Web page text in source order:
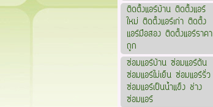
ติดตั้งแอร์บ้าน ติดตั้งแอร์
ใหม่ ติดตั้งแอร์เก่า ติดตั้ง
แอร์มือสอง ติดตั้งแอร์ราคา
ถูก
ซ่อมแอร์บ้าน ซ่อมแอร์ตัน
ซ่อมแอร์ไม่เย็น ซ่อมแอร์รั่ว
ซ่อมแอร์เป็นน้ำแข็ง ช่าง
ซ่อมแอร์